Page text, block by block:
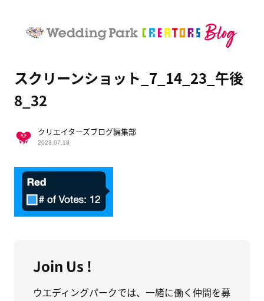
スクリーンショット_7_14_23_午後
8_32
クリエイターズブログ編集部
2023.07.18
Join Us !
ウエディングパークでは、一緒に働く仲間を募